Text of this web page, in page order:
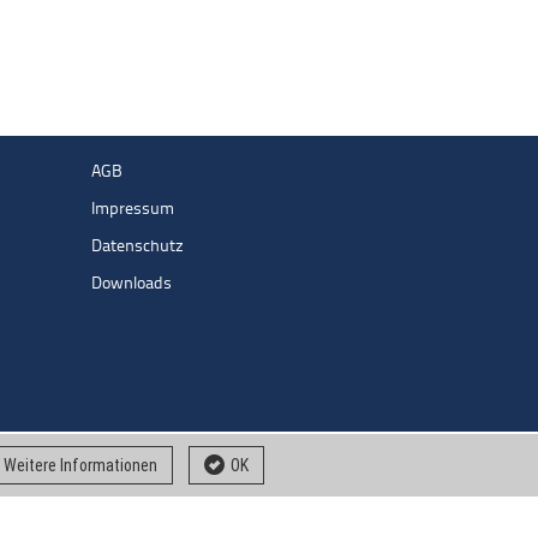
AGB
Impressum
Datenschutz
Downloads
Weitere Informationen OK